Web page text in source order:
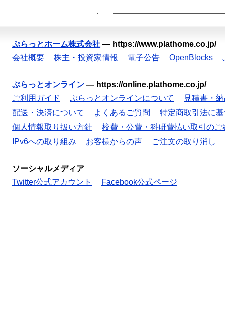
ぷらっとホーム株式会社 — https://www.plathome.co.jp/
会社概要
株主・投資家情報 電子公告 OpenBlocks
ぷらっとオンライン — https://online.plathome.co.jp/
ご利用ガイド
ぷらっとオンラインについて
見積書・
配送・決済について
よくあるご質問
特定商取引法に
個人情報取り扱い方針
校費・公費・科研費払い取引のご
IPv6への取り組み
お客様からの声 ご注文の取り消し
ソーシャルメディア
Twitter公式アカウント
Facebook公式ページ